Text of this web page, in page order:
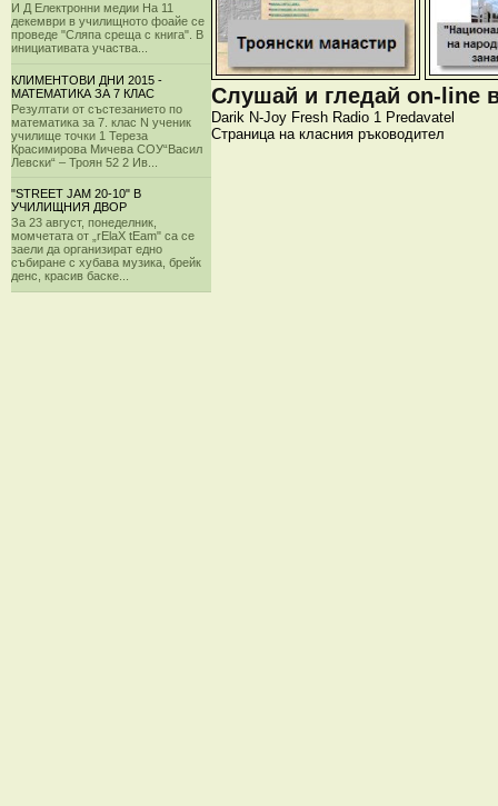
И Д Електронни медии На 11
декември в училищното фоайе се
проведе "Сляпа среща с книга". В
инициативата участва...
КЛИМЕНТОВИ ДНИ 2015 -
МАТЕМАТИКА ЗА 7 КЛАС
Резултати от състезанието по
математика за 7. клас N ученик
училище точки 1 Тереза
Красимирова Мичева СОУ“Васил
Левски“ – Троян 52 2 Ив...
"STREET JAM 20-10" В
УЧИЛИЩНИЯ ДВОР
За 23 август, понеделник,
момчетата от „rElaX tEam" са се
заели да организират едно
събиране с хубава музика, брейк
денс, красив баске...
Слушай и гледай on-line
Darik N-Joy Fresh Radio 1 Predavatel
Страница на класния ръководител